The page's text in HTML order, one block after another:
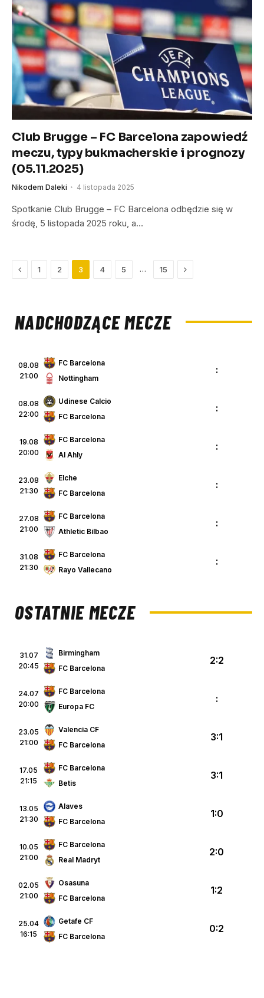
Club Brugge – FC Barcelona zapowiedź
meczu, typy bukmacherskie i prognozy
(05.11.2025)
Nikodem Daleki 4 listopada 2025
Spotkanie Club Brugge – FC Barcelona odbędzie się w
środę, 5 listopada 2025 roku, a…
Previous
1 2 3 4 5 … 15 Next
NADCHODZĄCE MECZE
08.08
21:00
FC Barcelona
Nottingham
:
08.08
22:00
Udinese Calcio
FC Barcelona
:
19.08
20:00
FC Barcelona
Al Ahly
:
23.08
21:30
Elche
FC Barcelona
:
27.08
21:00
FC Barcelona
Athletic Bilbao
:
31.08
21:30
FC Barcelona
Rayo Vallecano
:
OSTATNIE MECZE
31.07
20:45
Birmingham
FC Barcelona
2:2
24.07
20:00
FC Barcelona
Europa FC
:
23.05
21:00
Valencia CF
FC Barcelona
3:1
17.05
21:15
FC Barcelona
Betis
3:1
13.05
21:30
Alaves
FC Barcelona
1:0
10.05
21:00
FC Barcelona
Real Madryt
2:0
02.05
21:00
Osasuna
FC Barcelona
1:2
25.04
16:15
Getafe CF
FC Barcelona
0:2